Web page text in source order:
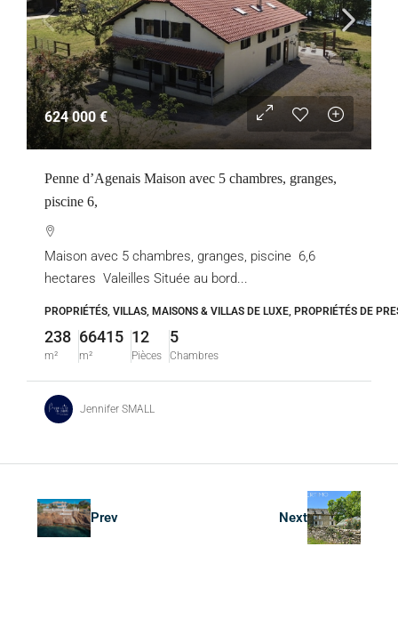
624 000 €
Penne d’Agenais Maison avec 5 chambres, granges,
piscine 6,
Maison avec 5 chambres, granges, piscine 6,6
hectares Valeilles Située au bord...
PROPRIÉTÉS, VILLAS, MAISONS & VILLAS DE LUXE, PROPRIÉTÉS DE
238
m²
66415
m²
12
Pièces
5
Chambres
Jennifer SMALL
Prev Next